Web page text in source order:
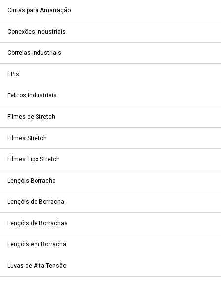
Cintas para Amarração
Conexões Industriais
Correias Industriais
EPIs
Feltros Industriais
Filmes de Stretch
Filmes Stretch
Filmes Tipo Stretch
Lençóis Borracha
Lençóis de Borracha
Lençóis de Borrachas
Lençóis em Borracha
Luvas de Alta Tensão